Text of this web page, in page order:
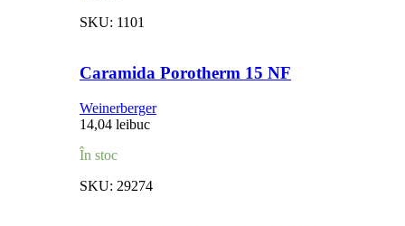
SKU: 1101
Caramida Porotherm 15 NF
Weinerberger
14,04 leibuc
În stoc
SKU: 29274